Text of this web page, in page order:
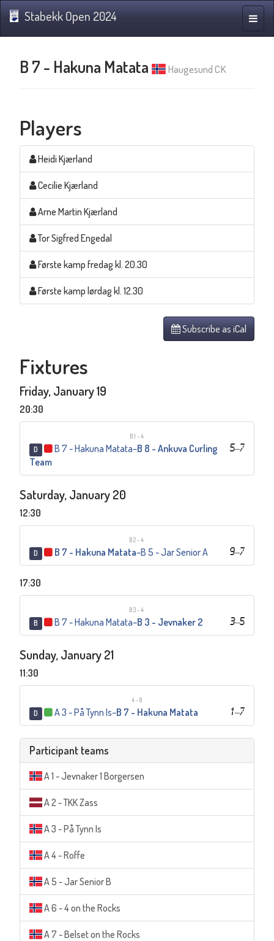
Toggle
Stabekk Open 2024
B 7 - Hakuna Matata Haugesund CK
Players
Heidi Kjærland
Cecilie Kjærland
Arne Martin Kjærland
Tor Sigfred Engedal
Første kamp fredag kl. 20.30
Første kamp lørdag kl. 12.30
Subscribe as iCal
Fixtures
Friday, January 19
20:30
B1-4
D 5–7
B 7 - Hakuna Matata–B 8 - Ankuva Curling
Team
Saturday, January 20
12:30
B2-4
D 9–7
B 7 - Hakuna Matata–B 5 - Jar Senior A
17:30
B3-4
B 3–5
B 7 - Hakuna Matata–B 3 - Jevnaker 2
Sunday, January 21
11:30
4-8
D 1–7
A 3 - På Tynn Is–B 7 - Hakuna Matata
Participant teams
A 1 - Jevnaker 1 Borgersen
A 2 - TKK Zass
A 3 - På Tynn Is
A 4 - Roffe
A 5 - Jar Senior B
A 6 - 4 on the Rocks
A 7 - Belset on the Rocks